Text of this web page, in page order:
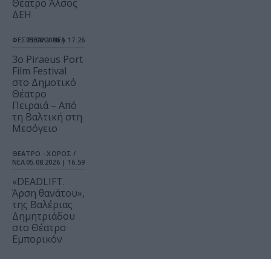
Θέατρο Άλσος
ΔΕΗ
ΦΕΣΤΙΒΑΛ / ΝΕΑ
05.08.2026 | 17.26
3o Piraeus Port
Film Festival
στο Δημοτικό
Θέατρο
Πειραιά – Από
τη Βαλτική στη
Μεσόγειο
ΘΕΑΤΡΟ - ΧΟΡΟΣ /
ΝΕΑ 05.08.2026 | 16.59
«DEADLIFT.
Άρση θανάτου»,
της Βαλέριας
Δημητριάδου
στο Θέατρο
Εμπορικόν